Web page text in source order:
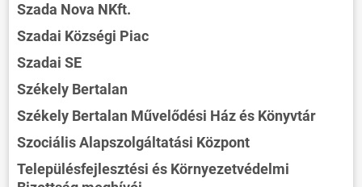
Szada Nova NKft.
Szadai Községi Piac
Szadai SE
Székely Bertalan
Székely Bertalan Művelődési Ház és Könyvtár
Szociális Alapszolgáltatási Központ
Településfejlesztési és Környezetvédelmi